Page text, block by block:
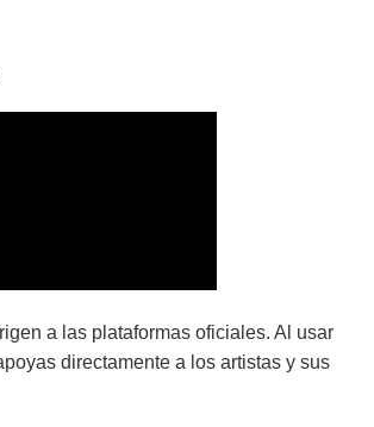
a las plataformas oficiales. Al usar
directamente a los artistas y sus